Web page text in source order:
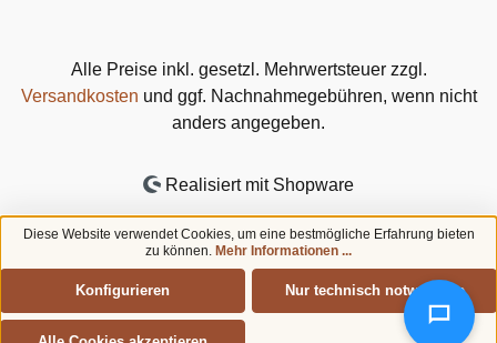
Alle Preise inkl. gesetzl. Mehrwertsteuer zzgl.
Versandkosten und ggf. Nachnahmegebühren, wenn nicht
anders angegeben.
Realisiert mit Shopware
Diese Website verwendet Cookies, um eine bestmögliche Erfahrung bieten
zu können. Mehr Informationen ...
Nur technisch notwendige
Konfigurieren